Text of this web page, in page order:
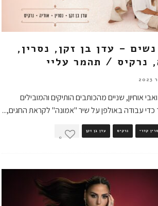
– עדן בן זקן, נסרין,
נרקיס / תהמר עליי
אוחיון, שניים מהכותבים הותיקים והמובילים
כדי עבודה באולפן על שיר "אמונה" לקראת החגים,...
קדרי נרקיס עדן בן זקן
0